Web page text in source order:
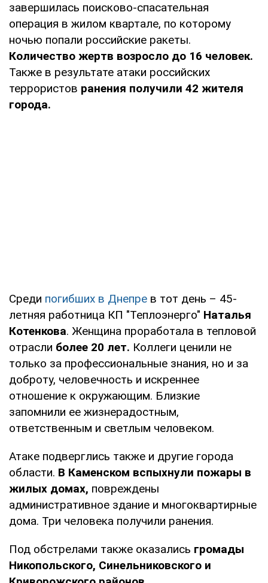
завершилась поисково-спасательная
операция в жилом квартале, по которому
ночью попали российские ракеты.
Количество жертв возросло до 16 человек.
Также в результате атаки российских
террористов ранения получили 42 жителя
города.
Среди погибших в Днепре в тот день – 45-
летняя работница КП "Теплоэнерго" Наталья
Котенкова. Женщина проработала в тепловой
отрасли более 20 лет. Коллеги ценили не
только за профессиональные знания, но и за
доброту, человечность и искреннее
отношение к окружающим. Близкие
запомнили ее жизнерадостным,
ответственным и светлым человеком.
Атаке подверглись также и другие города
области. В Каменском вспыхнули пожары в
жилых домах, повреждены
административное здание и многоквартирные
дома. Три человека получили ранения.
Под обстрелами также оказались громады
Никопольского, Синельниковского и